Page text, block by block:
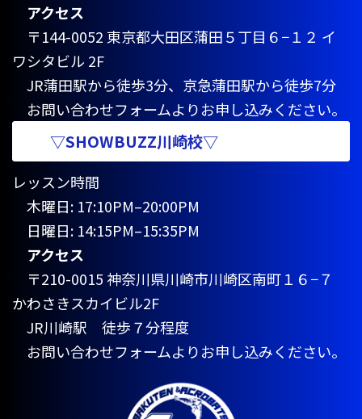
アクセス
〒144-0052 東京都大田区蒲田５丁目６−１２ イ
ワシタビル 2F
JR蒲田駅から徒歩3分、京急蒲田駅から徒歩7分
お問い合わせフォームよりお申し込みください。
▽SHOWBUZZ川崎校▽
レッスン時間
木曜日: 17:10PM–20:00PM
日曜日: 14:15PM–15:35PM
アクセス
〒210-0015 神奈川県川崎市川崎区南町１６−７
かわさきスカイビル2F
JR川崎駅 徒歩７分程度
お問い合わせフォームよりお申し込みください。